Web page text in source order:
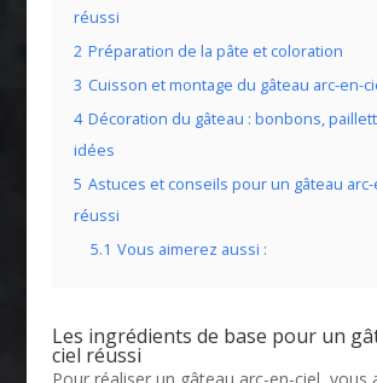
réussi
2 Préparation de la pâte et coloration
3 Cuisson et montage du gâteau arc-en-
4 Décoration du gâteau : bonbons,
idées
5 Astuces et conseils pour un gâteau arc-
réussi
5.1 Vous aimerez aussi :
Les ingrédients de base pour un
ciel réussi